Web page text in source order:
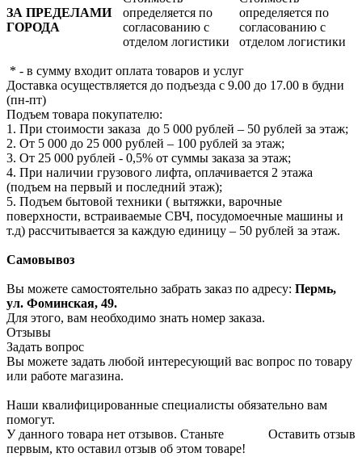
ЗА ПРЕДЕЛАМИ
ГОРОДА
определяется по
согласованию с
отделом логистики
определяется по
согласованию с
отделом логистики
* - в сумму входит оплата товаров и услуг
Доставка осуществляется до подъезда с 9.00 до 17.00 в будни
(пн-пт)
Подъем товара покупателю:
1. При стоимости заказа до 5 000 рублей – 50 рублей за этаж;
2. От 5 000 до 25 000 рублей – 100 рублей за этаж;
3. От 25 000 рублей - 0,5% от суммы заказа за этаж;
4. При наличии грузового лифта, оплачивается 2 этажа
(подъем на первый и последний этаж);
5. Подъем бытовой техники ( вытяжки, варочные
поверхности, встраиваемые СВЧ, посудомоечные машины и
т.д) рассчитывается за каждую единицу – 50 рублей за этаж.
Самовывоз
Вы можете самостоятельно забрать заказ по адресу: Пермь,
ул. Фоминская, 49.
Для этого, вам необходимо знать номер заказа.
Отзывы
Задать вопрос
Вы можете задать любой интересующий вас вопрос по товару
или работе магазина.
Наши квалифицированные специалисты обязательно вам
помогут.
Оставить отзыв
У данного товара нет отзывов. Станьте
первым, кто оставил отзыв об этом товаре!